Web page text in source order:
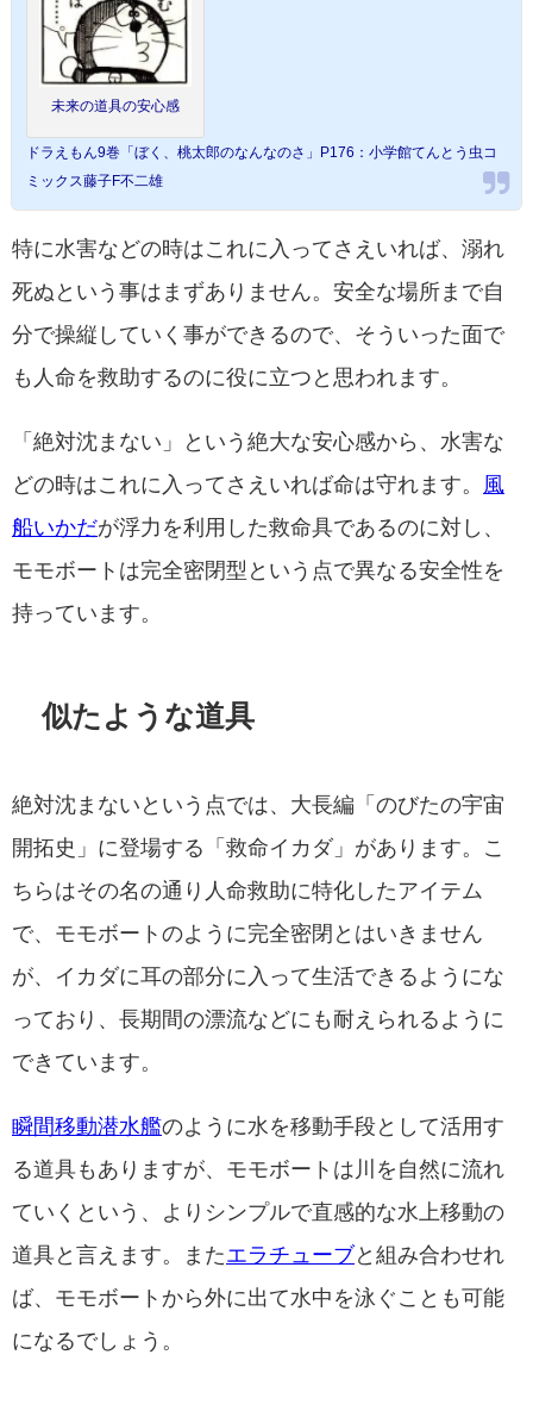
未来の道具の安心感
ドラえもん9巻「ぼく、桃太郎のなんなのさ」P176：小学館てんとう虫コ
ミックス藤子F不二雄
特に水害などの時はこれに入ってさえいれば、溺れ
死ぬという事はまずありません。安全な場所まで自
分で操縦していく事ができるので、そういった面で
も人命を救助するのに役に立つと思われます。
「絶対沈まない」という絶大な安心感から、水害な
どの時はこれに入ってさえいれば命は守れます。
風
船いかだが浮力を利用した救命具であるのに対し、
モモボートは完全密閉型という点で異なる安全性を
持っています。
似たような道具
絶対沈まないという点では、大長編「のびたの宇宙
開拓史」に登場する「救命イカダ」があります。こ
ちらはその名の通り人命救助に特化したアイテム
で、モモボートのように完全密閉とはいきません
が、イカダに耳の部分に入って生活できるようにな
っており、長期間の漂流などにも耐えられるように
できています。
瞬間移動潜水艦のように水を移動手段として活用す
る道具もありますが、モモボートは川を自然に流れ
ていくという、よりシンプルで直感的な水上移動の
道具と言えます。またエラチューブと組み合わせれ
ば、モモボートから外に出て水中を泳ぐことも可能
になるでしょう。